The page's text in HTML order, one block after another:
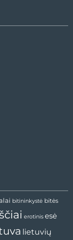
bitininkystė bitės
erotinis esė
lietuvių